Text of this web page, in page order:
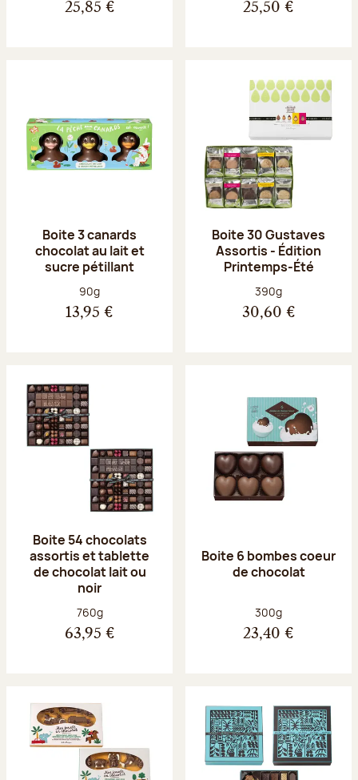
25,85 € 25,50 €
Boite 3 canards
chocolat au lait et
sucre pétillant
Poids net :
90g
13,95 €
Boite 30 Gustaves
Assortis - Édition
Printemps-Été
Poids net :
390g
30,60 €
Boite 54 chocolats
assortis et tablette
de chocolat lait ou
noir
Poids net :
760g
63,95 €
Boite 6 bombes coeur
de chocolat
Poids net :
300g
23,40 €